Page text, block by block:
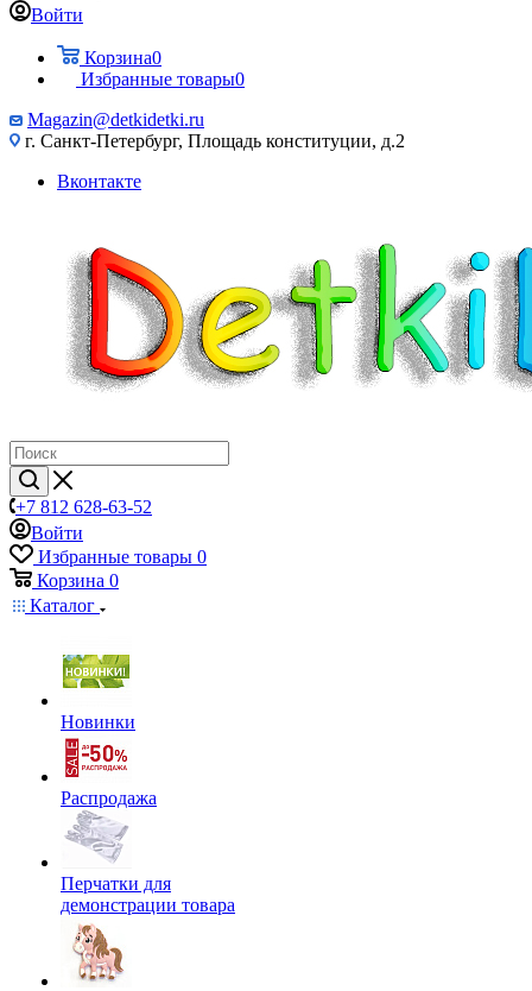
Войти
Корзина0
Избранные товары0
Magazin@detkidetki.ru
г. Санкт-Петербург, Площадь конституции, д.2
Вконтакте
+7 812 628-63-52
Войти
Избранные товары 0
Корзина 0
Каталог
Новинки
Распродажа
Перчатки для
демонстрации товара